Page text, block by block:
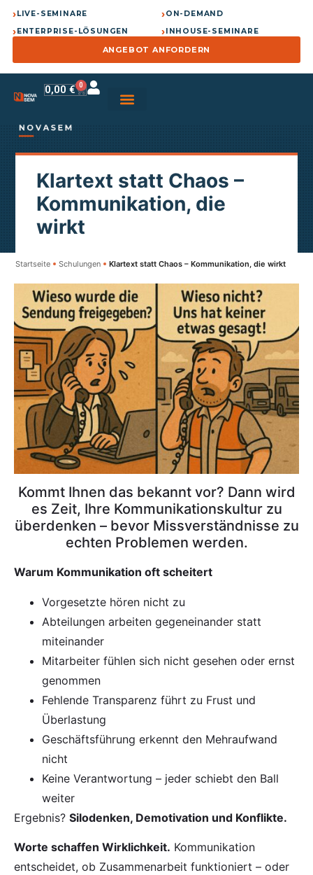
›LIVE-SEMINARE ›ON-DEMAND
›ENTERPRISE-LÖSUNGEN ›INHOUSE-SEMINARE
ANGEBOT ANFORDERN
0,00 € 0
Klartext statt Chaos –
Kommunikation, die
wirkt
Startseite Schulungen Klartext statt Chaos – Kommunikation, die wirkt
Kommt Ihnen das bekannt vor? Dann wird
es Zeit, Ihre Kommunikationskultur zu
überdenken – bevor Missverständnisse zu
echten Problemen werden.
Warum Kommunikation oft scheitert
Vorgesetzte hören nicht zu
Abteilungen arbeiten gegeneinander statt
miteinander
Mitarbeiter fühlen sich nicht gesehen oder ernst
genommen
Fehlende Transparenz führt zu Frust und
Überlastung
Geschäftsführung erkennt den Mehraufwand
nicht
Keine Verantwortung – jeder schiebt den Ball
weiter
Ergebnis? Silodenken, Demotivation und Konflikte.
Worte schaffen Wirklichkeit. Kommunikation
entscheidet, ob Zusammenarbeit funktioniert – oder